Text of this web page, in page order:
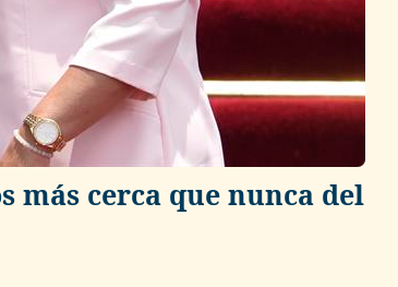
más cerca que nunca del